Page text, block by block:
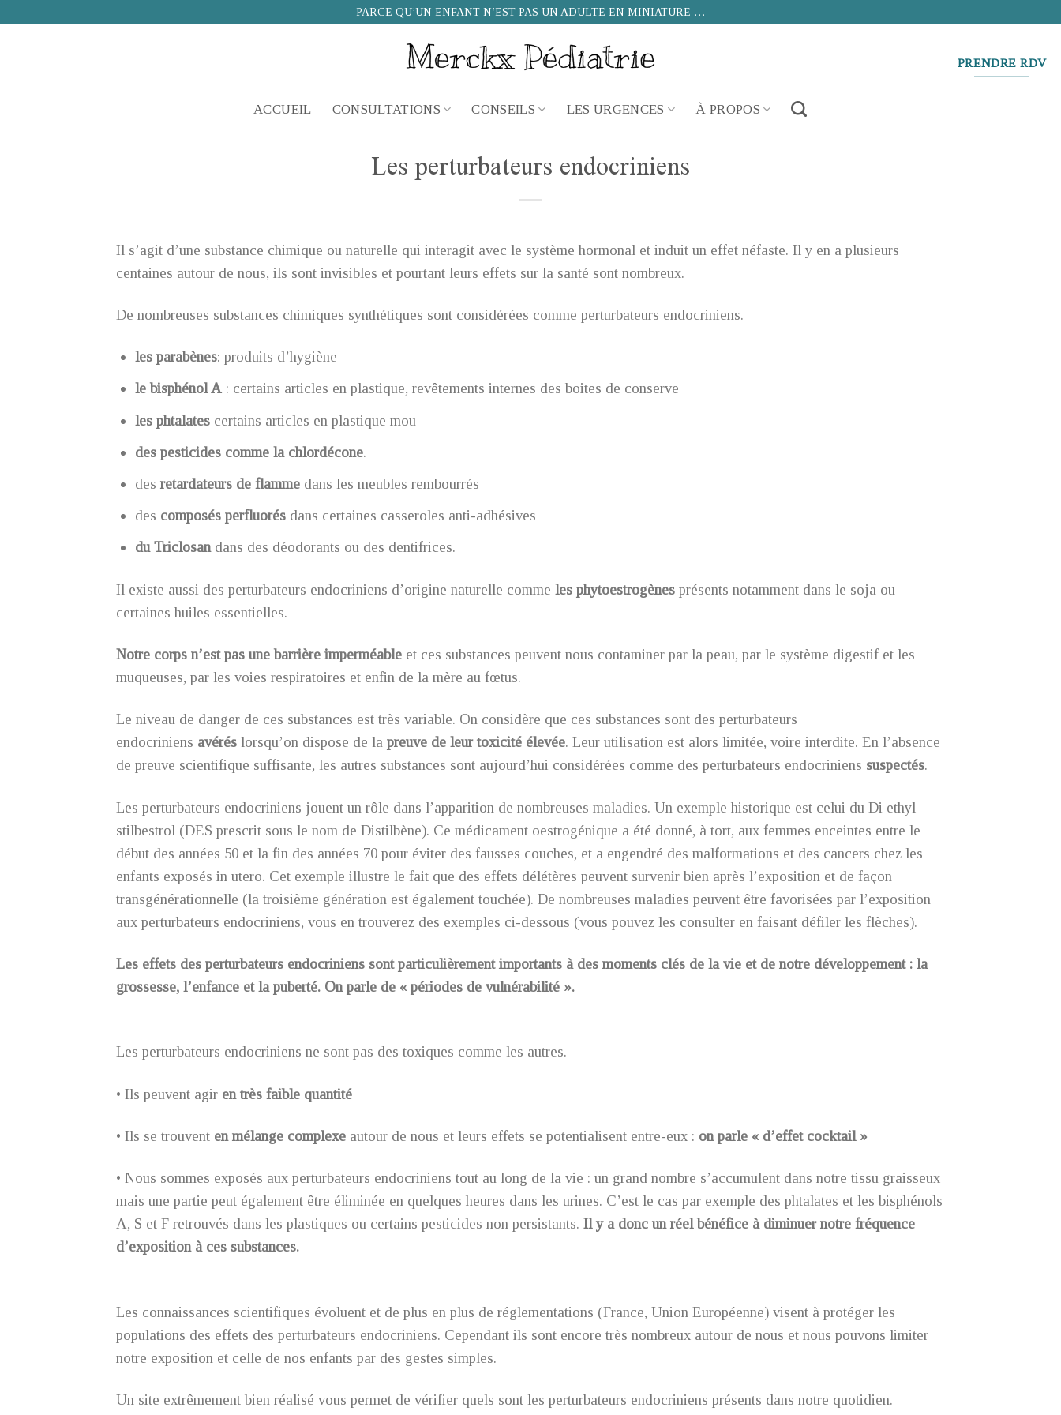
PARCE QU’UN ENFANT N’EST PAS UN ADULTE EN MINIATURE …
PRENDRE RDV
ACCUEIL CONSULTATIONS CONSEILS LES URGENCES À PROPOS
Les perturbateurs endocriniens
Il s’agit d’une substance chimique ou naturelle qui interagit avec le système hormonal et induit un effet néfaste. Il y en a plusieurs
centaines autour de nous, ils sont invisibles et pourtant leurs effets sur la santé sont nombreux.
De nombreuses substances chimiques synthétiques sont considérées comme perturbateurs endocriniens.
les parabènes: produits d’hygiène
le bisphénol A : certains articles en plastique, revêtements internes des boites de conserve
les phtalates certains articles en plastique mou
des pesticides comme la chlordécone.
desretardateurs de flamme dans les meubles rembourrés
des composés perfluorés dans certaines casseroles anti-adhésives
du Triclosandans des déodorants ou des dentifrices.
Il existe aussi des perturbateurs endocriniens d’origine naturelle comme les phytoestrogènes présents notamment dans le soja ou
certaines huiles essentielles.
Notre corps n’est pas une barrière imperméable et ces substances peuvent nous contaminer par la peau, par le système digestif et les
muqueuses, par les voies respiratoires et enfin de la mère au fœtus.
Le niveau de danger de ces substances est très variable. On considère que ces substances sont des perturbateurs
endocriniens avérés lorsqu’on dispose de la preuve de leur toxicité élevée. Leur utilisation est alors limitée, voire interdite. En l’absence
de preuve scientifique suffisante, les autres substances sont aujourd’hui considérées comme des perturbateurs endocriniens suspectés.
Les perturbateurs endocriniens jouent un rôle dans l’apparition de nombreuses maladies. Un exemple historique est celui du Di ethyl
stilbestrol (DES prescrit sous le nom de Distilbène). Ce médicament oestrogénique a été donné, à tort, aux femmes enceintes entre le
début des années 50 et la fin des années 70 pour éviter des fausses couches, et a engendré des malformations et des cancers chez les
enfants exposés in utero. Cet exemple illustre le fait que des effets délétères peuvent survenir bien après l’exposition et de façon
transgénérationnelle (la troisième génération est également touchée). De nombreuses maladies peuvent être favorisées par l’exposition
aux perturbateurs endocriniens, vous en trouverez des exemples ci-dessous (vous pouvez les consulter en faisant défiler les flèches).
Les effets des perturbateurs endocriniens sont particulièrement importants à des moments clés de la vie et de notre développement : la
grossesse, l’enfance et la puberté. On parle de « périodes de vulnérabilité ».
Les perturbateurs endocriniens ne sont pas des toxiques comme les autres.
• Ils peuvent agir en très faible quantité
• Ils se trouvent en mélange complexe autour de nous et leurs effets se potentialisent entre-eux : on parle « d’effet cocktail »
• Nous sommes exposés aux perturbateurs endocriniens tout au long de la vie : un grand nombre s’accumulent dans notre tissu graisseux
mais une partie peut également être éliminée en quelques heures dans les urines. C’est le cas par exemple des phtalates et les bisphénols
A, S et F retrouvés dans les plastiques ou certains pesticides non persistants. Il y a donc un réel bénéfice à diminuer notre fréquence
d’exposition à ces substances.
Les connaissances scientifiques évoluent et de plus en plus de réglementations (France, Union Européenne) visent à protéger les
populations des effets des perturbateurs endocriniens. Cependant ils sont encore très nombreux autour de nous et nous pouvons limiter
notre exposition et celle de nos enfants par des gestes simples.
Un site extrêmement bien réalisé vous permet de vérifier quels sont les perturbateurs endocriniens présents dans notre quotidien.